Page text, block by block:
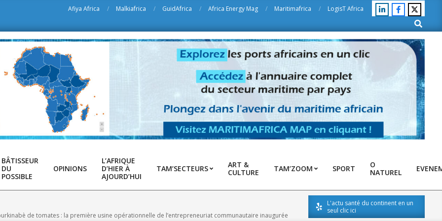
Afiya Africa Malkiafrica GuidAfrica Africa Energy Mag Maritimafrica
LogisT Africa
Search
BÂTISSEUR
DU
POSSIBLE
OPINIONS
L’AFRIQUE
D’HIER À
AJOURD’HUI
TAM’SECTEURS
ART &
CULTURE
TAM’ZOOM SPORT
O
NATUREL
de tomates : la première usine opérationnelle de l’entrepreneuriat communautaire inaugurée
L'actu santé du continent en un
seul clic ici